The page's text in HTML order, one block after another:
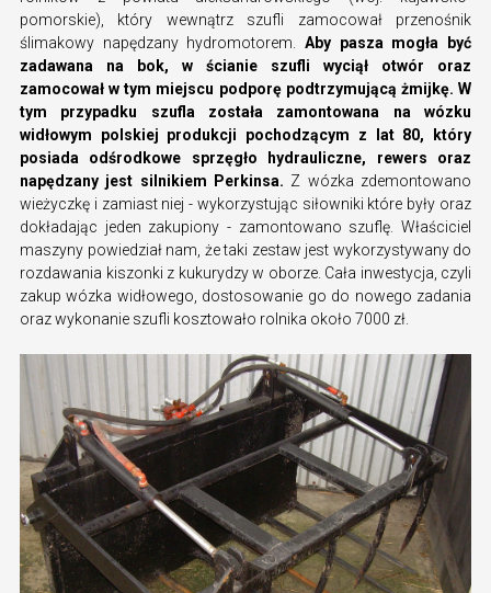
pomorskie), który wewnątrz szufli zamocował przenośnik
ślimakowy napędzany hydromotorem. Aby pasza mogła być
zadawana na bok, w ścianie szufli wyciął otwór oraz
zamocował w tym miejscu podporę podtrzymującą żmijkę. W
tym przypadku szufla została zamontowana na wózku
widłowym polskiej produkcji pochodzącym z lat 80, który
posiada odśrodkowe sprzęgło hydrauliczne, rewers oraz
napędzany jest silnikiem Perkinsa. Z wózka zdemontowano
wieżyczkę i zamiast niej - wykorzystując siłowniki które były oraz
dokładając jeden zakupiony - zamontowano szuflę. Właściciel
maszyny powiedział nam, że taki zestaw jest wykorzystywany do
rozdawania kiszonki z kukurydzy w oborze. Cała inwestycja, czyli
zakup wózka widłowego, dostosowanie go do nowego zadania
oraz wykonanie szufli kosztowało rolnika około 7000 zł.